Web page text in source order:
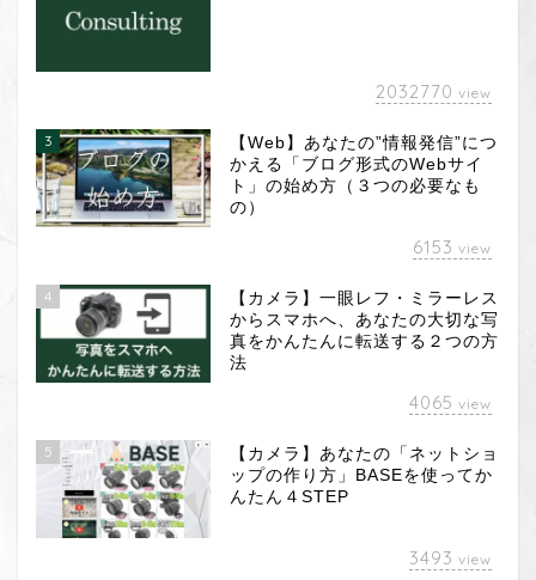
2032770 view
3
【Web】あなたの”情報発信”につ
かえる「ブログ形式のWebサイ
ト」の始め方（３つの必要なも
の）
6153 view
4
【カメラ】一眼レフ・ミラーレス
からスマホへ、あなたの大切な写
真をかんたんに転送する２つの方
法
4065 view
5
【カメラ】あなたの「ネットショ
ップの作り方」BASEを使ってか
んたん４STEP
3493 view